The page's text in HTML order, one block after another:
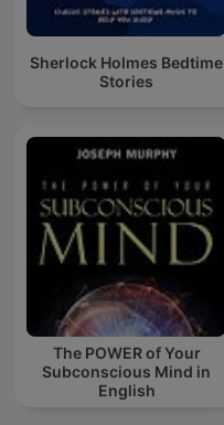
Sherlock Holmes Bedtime
Stories
The POWER of Your
Subconscious Mind in
English